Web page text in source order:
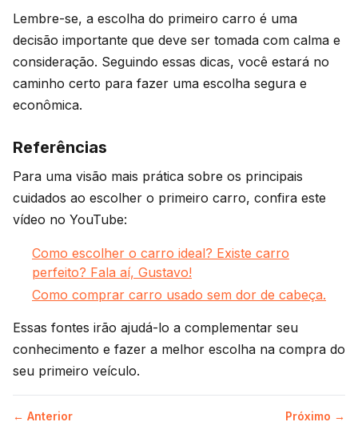
Lembre-se, a escolha do primeiro carro é uma
decisão importante que deve ser tomada com calma e
consideração. Seguindo essas dicas, você estará no
caminho certo para fazer uma escolha segura e
econômica.
Referências
Para uma visão mais prática sobre os principais
cuidados ao escolher o primeiro carro, confira este
vídeo no YouTube:
Como escolher o carro ideal? Existe carro
perfeito? Fala aí, Gustavo!
Como comprar carro usado sem dor de cabeça.
Essas fontes irão ajudá-lo a complementar seu
conhecimento e fazer a melhor escolha na compra do
seu primeiro veículo.
← Anterior Próximo →